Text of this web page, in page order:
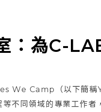
：為C-
We Camp（以下簡
不同領域的專業工作